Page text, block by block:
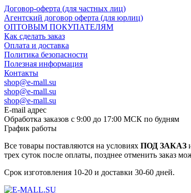
Договор-оферта (для частных лиц)
Агентский договор оферта (для юрлиц)
ОПТОВЫМ ПОКУПАТЕЛЯМ
Как сделать заказ
Оплата и доставка
Политика безопасности
Полезная информация
Контакты
shop@e-mall.su
shop@e-mall.su
shop@e-mall.su
E-mail адрес
Обработка заказов с 9:00 до 17:00 МСК по будням
График работы
Все товары поставляются на условиях ПОД ЗАКАЗ
трех суток после оплаты, позднее отменить заказ
Срок изготовления 10-20 и доставки 30-60 дней.